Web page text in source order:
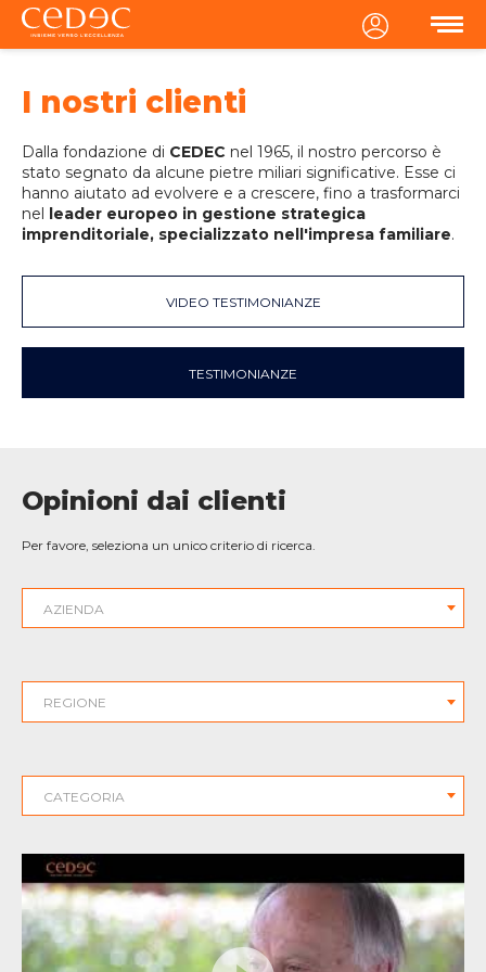
MENU
I nostri clienti
Dalla fondazione di CEDEC nel 1965, il nostro percorso è
stato segnato da alcune pietre miliari significative. Esse ci
hanno aiutato ad evolvere e a crescere, fino a trasformarci
nel leader europeo in gestione strategica
imprenditoriale, specializzato nell'impresa familiare.
VIDEO TESTIMONIANZE
TESTIMONIANZE
Opinioni dai clienti
Per favore, seleziona un unico criterio di ricerca.
AZIENDA
REGIONE
CATEGORIA